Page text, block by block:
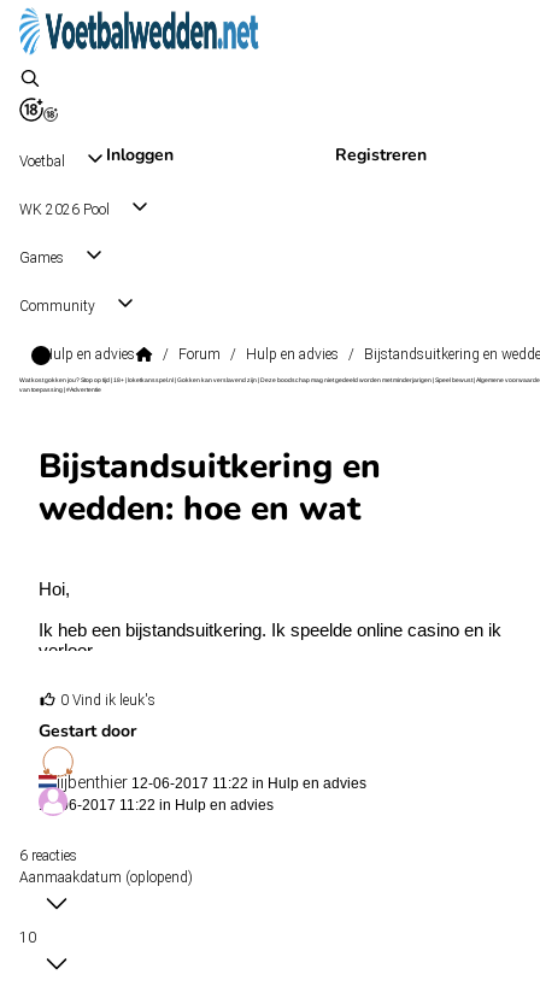
Inloggen Registreren
Voetbal
WK 2026 Pool
Games
Community
Hulp en advies / Forum / Hulp en advies / Bijstandsuitkering en
Wat kost gokken jou? Stop op tijd | 18+ | loketkansspel.nl | Gokken kan verslavend zijn | Deze boodschap mag niet gedeeld worden met minderjarigen | Speel bewust | Algemene
van toepassing | #Advertentie
Bijstandsuitkering en
wedden: hoe en wat
Hoi,
Ik heb een bijstandsuitkering. Ik speelde online casino en ik
verloor.
gewonnen. Dus ik verloor 570 euro in April. Hoe berekent de
sociale zaken dat? Zullen ze kijken alleen naar de winst? of
gaan ze het bedrag berekenen?
Ik heb jullie hulp nodig.
0 Vind ik leuk's
Gestart door
jijbenthier 12-06-2017 11:22 in Hulp en advies
12-06-2017 11:22 in Hulp en advies
6 reacties
Aanmaakdatum (oplopend)
10